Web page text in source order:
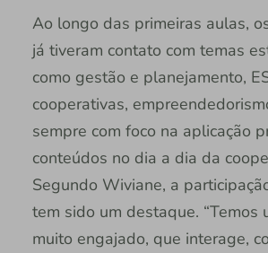
Ao longo das primeiras aulas,
já tiveram contato com temas
como gestão e planejamento,
cooperativas,
sempre com foco na aplicação
conteúdos no dia a dia da
Segundo Wiviane, a
tem sido um destaque. “Temos
muito engajado, que interage,